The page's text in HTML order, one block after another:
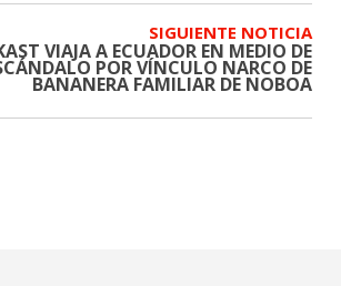
SIGUIENTE NOTICIA
VIAJA A ECUADOR EN MEDIO DE
POR VÍNCULO NARCO DE
BANANERA FAMILIAR DE NOBOA